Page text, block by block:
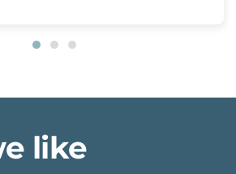
like